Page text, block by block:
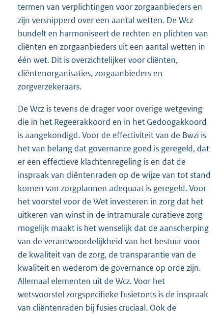
termen van verplichtingen voor zorgaanbieders en
zijn versnipperd over een aantal wetten. De Wcz
bundelt en harmoniseert de rechten en plichten van
cliënten en zorgaanbieders uit een aantal wetten in
één wet. Dit is overzichtelijker voor cliënten,
cliëntenorganisaties, zorgaanbieders en
zorgverzekeraars.
De Wcz is tevens de drager voor overige wetgeving
die in het Regeerakkoord en in het Gedoogakkoord
is aangekondigd. Voor de effectiviteit van de Bwzi is
het van belang dat governance goed is geregeld, dat
er een effectieve klachtenregeling is en dat de
inspraak van cliëntenraden op de wijze van tot stand
komen van zorgplannen adequaat is geregeld. Voor
het voorstel voor de Wet investeren in zorg dat het
uitkeren van winst in de intramurale curatieve zorg
mogelijk maakt is het wenselijk dat de aanscherping
van de verantwoordelijkheid van het bestuur voor
de kwaliteit van de zorg, de transparantie van de
kwaliteit en wederom de governance op orde zijn.
Allemaal elementen uit de Wcz. Voor het
wetsvoorstel zorgspecifieke fusietoets is de inspraak
van cliëntenraden bij fusies cruciaal. Ook de